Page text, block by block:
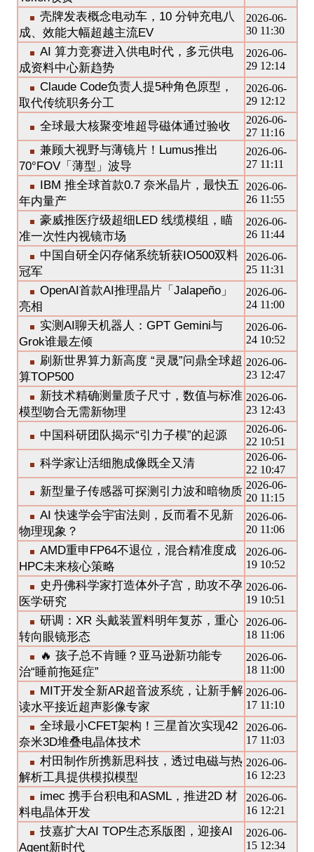
壳牌发表概念电动车，10 分钟充电八
成、效能大幅超越主流EV
2026-06-
30 11:30
AI 算力竞赛进入供电时代，多元供电
成资料中心新趋势
2026-06-
29 12:14
Claude Code负责人提5种角色原型，
取代传统职务分工
2026-06-
29 12:12
全球最大核聚变堆超导磁体通过验收
2026-06-
27 11:16
兼顾大视野与薄镜片！Lumus推出
70°FOV「薄型」波导
2026-06-
27 11:11
IBM 推全球首款0.7 奈米晶片，最快五
年内量产
2026-06-
26 11:55
豪威推医疗级超细LED 线缆模组，瞄
准一次性内视镜市场
2026-06-
26 11:44
中国自研全闪存储系统斩获IO500双料
冠军
2026-06-
25 11:31
OpenAI首款AI推理晶片「Jalapeño」
亮相
2026-06-
24 11:00
实测AI聊天机器人：GPT Gemini与
Grok谁最左倾
2026-06-
24 10:52
刷新世界算力新高度 “灵晟”问鼎全球超
算TOP500
2026-06-
23 12:47
新技术精确测量质子尺寸，数值与标准
模型吻合无需新物理
2026-06-
23 12:43
中国科研团队揭示“引力子模”的起源
2026-06-
22 10:51
科学家让活细胞成像既全又清
2026-06-
22 10:47
新型量子传感器可探测引力波和暗物质 2026-06-
20 11:15
AI 快速学会宇宙法则，反而看不见新
物理现象？
2026-06-
20 11:06
AMD重申FP64不退位，混合精准度成
HPC未来核心策略
2026-06-
19 10:52
史丹佛科学家打造体外子宫，助攻不孕
医学研究
2026-06-
19 10:51
研调：XR 头戴装置料明年复苏，重心
转向眼镜形态
2026-06-
18 11:06
🔥 孩子总不肯睡？亚马逊新功能专
治“睡前拖延症”
2026-06-
18 11:00
MIT开发全新AR超音波系统，让新手解
读水平接近超声影像专家
2026-06-
17 11:10
全球最小CFET架构！三星首次实现42
奈米3D堆叠电晶体技术
2026-06-
17 11:03
村田制作所携新思科技，透过电磁与热
解析工具提供模拟模型
2026-06-
16 12:23
imec 携手台积电和ASML，推进2D 材
料电晶体开发
2026-06-
16 12:21
技嘉扩大AI TOP生态系版图，迎接AI
Agent新时代
2026-06-
15 12:34